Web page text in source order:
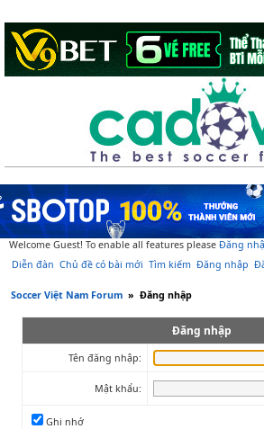
Welcome Guest! To enable all features please Đăng
Diễn đàn Chủ đề có bài mới Tìm kiếm Đăng nhập
Soccer Việt Nam Forum » Đăng nhập
Đăng nhập
Tên đăng nhập:
Mật khẩu:
Ghi nhớ